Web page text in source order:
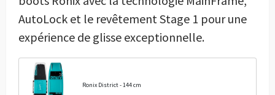
AutoLock et le revêtement Stage 1 pour une
expérience de glisse exceptionnelle.
Ronix District - 144 cm